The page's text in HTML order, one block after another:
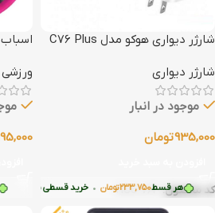
هر قسط233,750تومان • خرید قسطی با ترب‌پی بدون
شارژر دیواری هوکو مدل C76 Plus
شارژر دیواری
موجود در انبار
935,000تومان
کد محصول:HCO-76P تومان • خرید قسطی با ترب‌پی بدون کارمزد
ورزشی